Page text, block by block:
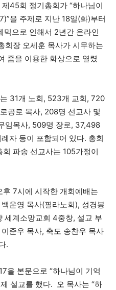
45회 정기총회가 “하나님이
을 주제로 지난 18일(화)부터
믹으로 인해서 2년간 온라인
회장 오세훈 목사가 시무하는
줌을 이용한 화상으로 열렸
31개 노회, 523개 교회, 720
공로 목사, 208명 선교사 및
임목사, 509명 장로, 37,498
자 등이 포함되어 있다. 총회
파송 선교사는 105가정이
7시에 시작한 개회예배는
운영 목사(필라노회), 성경봉
세계소망교회 4중창, 설교 부
준우 목사, 축도 송찬우 목사
.
을 본문으로 “하나님이 기억
설교를 했다. 오 목사는 “하